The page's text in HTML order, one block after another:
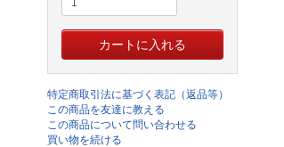
特定商取引法に基づく表記（返品等）
この商品を友達に教える
この商品について問い合わせる
買い物を続ける